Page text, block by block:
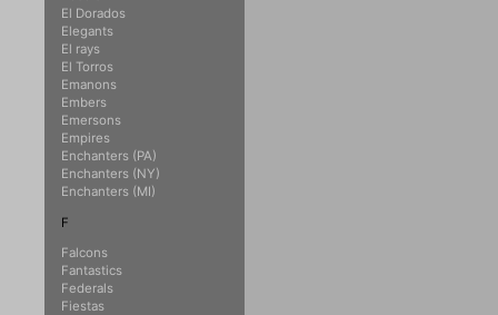
El Dorados
Elegants
El rays
El Torros
Emanons
Embers
Emersons
Empires
Enchanters (PA)
Enchanters (NY)
Enchanters (MI)
F
Falcons
Fantastics
Federals
Fiestas